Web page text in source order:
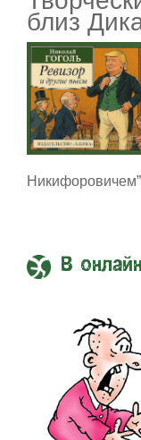
близ
В